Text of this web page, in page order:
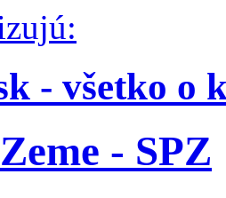
- všetko o
- SPZ